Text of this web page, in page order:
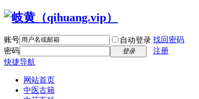
账号 自动登录 找回密码
密码
登录
注册
快捷导航
网站首页
中医古籍